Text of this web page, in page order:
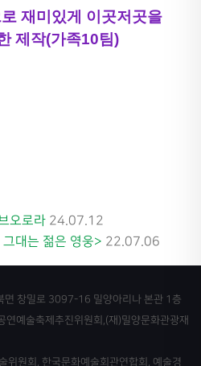
재미있게 이곳저곳을
제작(가족10팀)
오로라 24.07.12
대는 젊은 영웅> 22.07.06
면 창밀로 3097-16 밀양아리나 본관 1층
연예술축제추진위원회,(재)밀양문화관광재
위원회, 한국문화예술회관연합회, 예술경